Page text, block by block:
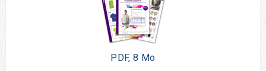
PDF, 8 Mo